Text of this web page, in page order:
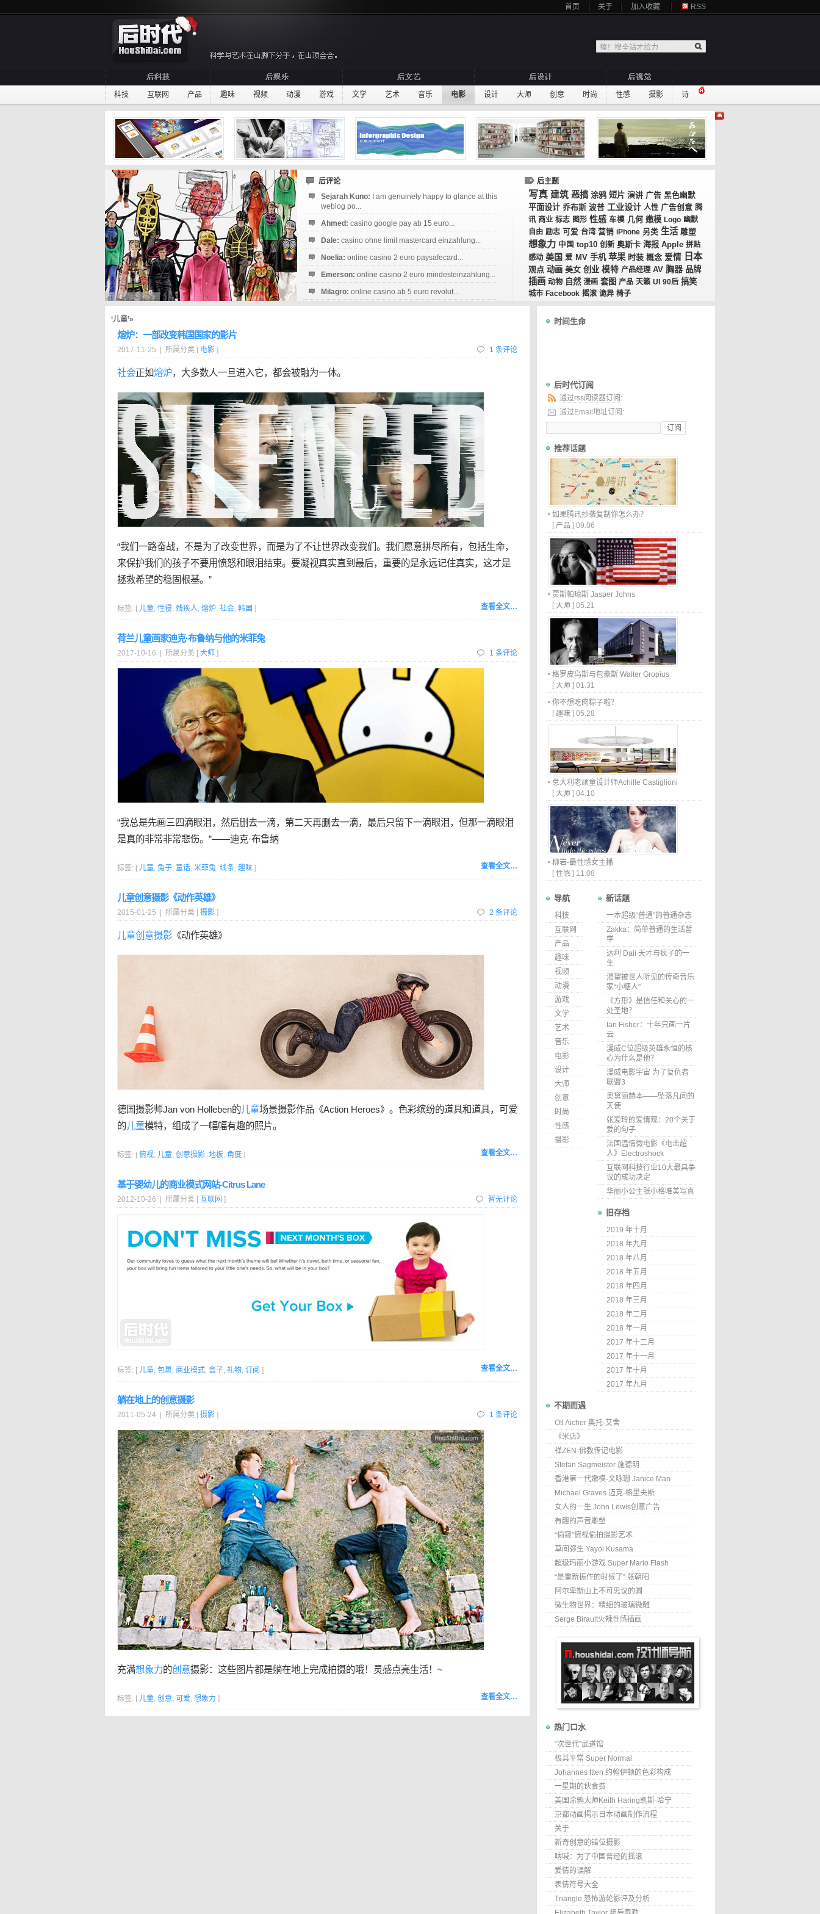
首页 关于 加入收藏 RSS
科技 互联网 产品 趣味 视频 动漫 游戏 文学 艺术 音乐 电影 设计 大师 创意 时尚 性感 摄影 诗
后评论
Sejarah Kuno:
I am genuinely happy to glance at this
weblog po...
Ahmed: casino google pay ab 15 euro...
Dale: casino ohne limit mastercard einzahlung...
Noelia: online casino 2 euro paysafecard...
Emerson: online casino 2 euro mindesteinzahlung...
Milagro: online casino ab 5 euro revolut...
后主题
写真 建筑 恶搞 涂鸦 短片 演讲 广告 黑色幽默
平面设计 乔布斯 波普 工业设计 人性 广告创意 腾
讯 商业 标志 图形 性感 车模 几何 嫩模 Logo 幽默
自由 励志 可爱 台湾 营销 iPhone 另类 生活 雕塑
想象力 中国 top10 创新 奥斯卡 海报 Apple 拼贴
感动 美国 爱 MV 手机 苹果 时装 概念 爱情 日本
观点 动画 美女 创业 模特 产品经理 AV 胸器 品牌
插画 动物 自然 漫画 套图 产品 天籁 UI 90后 搞笑
城市 Facebook 摇滚 诡异 椅子
‘儿童’»
熔炉：一部改变韩国国家的影片
2017-11-25 | 所属分类 [ 电影 ] 1 条评论
社会正如熔炉，大多数人一旦进入它，都会被融为一体。
“我们一路奋战，不是为了改变世界，而是为了不让世界改变我们。我们愿意拼尽所有，包括生命，
来保护我们的孩子不要用愤怒和眼泪结束。要凝视真实直到最后，重要的是永远记住真实，这才是
拯救希望的稳固根基。”
查看全文…
标签: [ 儿童, 性侵, 残疾人, 熔炉, 社会, 韩国 ]
荷兰儿童画家迪克·布鲁纳与他的米菲兔
2017-10-16 | 所属分类 [ 大师 ] 1 条评论
“我总是先画三四滴眼泪，然后删去一滴，第二天再删去一滴，最后只留下一滴眼泪，但那一滴眼泪
是真的非常非常悲伤。”——迪克·布鲁纳
查看全文…
标签: [ 儿童, 兔子, 童话, 米菲兔, 线条, 趣味 ]
儿童创意摄影《动作英雄》
2015-01-25 | 所属分类 [ 摄影 ] 2 条评论
儿童创意摄影 《动作英雄》
德国摄影师Jan von Holleben的儿童场景摄影作品《Action Heroes》。色彩缤纷的道具和道具，可爱
的儿童模特，组成了一幅幅有趣的照片。
查看全文…
标签: [ 俯视, 儿童, 创意摄影, 地板, 角度 ]
基于婴幼儿的商业模式网站-Citrus Lane
2012-10-26 | 所属分类 [ 互联网 ] 暂无评论
查看全文…
标签: [ 儿童, 包裹, 商业模式, 盒子, 礼物, 订阅 ]
躺在地上的创意摄影
2011-05-24 | 所属分类 [ 摄影 ] 1 条评论
充满想象力的创意摄影：这些图片都是躺在地上完成拍摄的哦！灵感点亮生活！~
查看全文…
标签: [ 儿童, 创意, 可爱, 想象力 ]
时间生命
后时代订阅
通过rss阅读器订阅:
通过Email地址订阅:
推荐话题
如果腾讯抄袭复制你怎么办？
[ 产品 ] 09.06
贾斯帕琼斯 Jasper Johns
[ 大师 ] 05.21
格罗皮乌斯与包豪斯 Walter Gropius
[ 大师 ] 01.31
你不想吃肉粽子啦？
[ 趣味 ] 05.28
意大利老顽童设计师Achille Castiglioni
[ 大师 ] 04.10
柳岩-最性感女主播
[ 性感 ] 11.08
导航
科技
互联网
产品
趣味
视频
动漫
游戏
文学
艺术
音乐
电影
设计
大师
创意
时尚
性感
摄影
新话题
一本超级“普通”的普通杂志
Zakka：简单普通的生活哲
学
达利 Dali 天才与疯子的一
生
渴望被世人听见的传奇音乐
家“小糖人”
《方形》是信任和关心的一
处圣地？
Ian Fisher：十年只画一片
云
漫威C位超级英雄永恒的核
心为什么是他？
漫威电影宇宙 为了复仇者
联盟3
奥黛丽赫本——坠落凡间的
天使
张爱玲的爱情观：20个关于
爱的句子
法国温情微电影《电击超
人》Electroshock
互联网科技行业10大最具争
议的成功决定
华丽小公主张小格唯美写真
旧存档
2019 年十月
2018 年九月
2018 年八月
2018 年五月
2018 年四月
2018 年三月
2018 年二月
2018 年一月
2017 年十二月
2017 年十一月
2017 年十月
2017 年九月
不期而遇
Otl Aicher 奥托·艾舍
《米店》
禅ZEN-佛教传记电影
Stefan Sagmeister 施德明
香港第一代嫩模-文咏珊 Janice Man
Michael Graves 迈克·格里夫斯
女人的一生 John Lewis创意广告
有趣的声音雕塑
“偷窥”俯视偷拍摄影艺术
草间弥生 Yayoi Kusama
超级玛丽小游戏 Super Mario Flash
“是重新振作的时候了” 张朝阳
阿尔卑斯山上不可思议的圆
微生物世界：精细的玻璃微雕
Serge Birault火辣性感插画
热门口水
“次世代”武道馆
极其平常 Super Normal
Johannes Itten 约翰伊顿的色彩构成
一星期的伙食费
美国涂鸦大师Keith Haring凯斯·哈宁
京都动画揭示日本动画制作流程
关于
新奇创意的错位摄影
呐喊：为了中国曾经的摇滚
爱情的误解
表情符号大全
Triangle 恐怖游轮影评及分析